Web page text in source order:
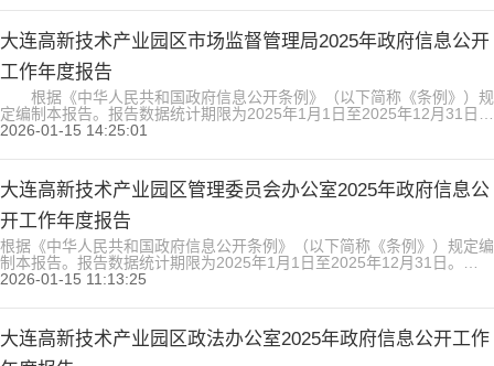
高新区应急管理局坚持以习近平新时代中国特色社会主义思想为指导，严
格落实省、市、区关于政务公开工作...
大连高新技术产业园区市场监督管理局2025年政府信息公开
工作年度报告
根据《中华人民共和国政府信息公开条例》（以下简称《条例》）规
定编制本报告。报告数据统计期限为2025年1月1日至2025年12月31日。
一、总体情况 2025年我局积极响应区政务公开办的工作部署，
由专人发布到园区政务网站。我局目前发布信息渠道共有两个平台，一是
园区政务网站，二是由省局牵头的...
2026-01-15 14:25:01
大连高新技术产业园区管理委员会办公室2025年政府信息公
开工作年度报告
根据《中华人民共和国政府信息公开条例》（以下简称《条例》）规定编
制本报告。报告数据统计期限为2025年1月1日至2025年12月31日。
一、总体情况 2025年，大连高新技术产业园区管理委员会办公室坚持以
作重点，准确把握政府信息公开工作的特点与趋势，扎实有序推进政务公
开各项工作。 1.主动公开情况。通过园区门户网...
2026-01-15 11:13:25
大连高新技术产业园区政法办公室2025年政府信息公开工作